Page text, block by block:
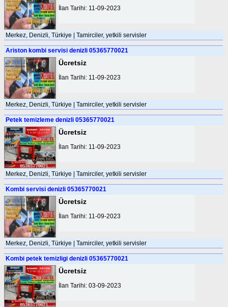
İlan Tarihi: 11-09-2023
Merkez, Denizli, Türkiye | Tamirciler, yetkili servisler
Ariston kombi servisi denizli 05365770021
Ücretsiz
İlan Tarihi: 11-09-2023
Merkez, Denizli, Türkiye | Tamirciler, yetkili servisler
Petek temizleme denizli 05365770021
Ücretsiz
İlan Tarihi: 11-09-2023
Merkez, Denizli, Türkiye | Tamirciler, yetkili servisler
Kombi servisi denizli 05365770021
Ücretsiz
İlan Tarihi: 11-09-2023
Merkez, Denizli, Türkiye | Tamirciler, yetkili servisler
Kombi petek temizligi denizli 05365770021
Ücretsiz
İlan Tarihi: 03-09-2023